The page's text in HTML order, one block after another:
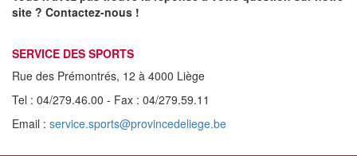
site ? Contactez-nous !
SERVICE DES SPORTS
Rue des Prémontrés, 12 à 4000 Liège
Tel : 04/279.46.00 - Fax : 04/279.59.11
Email : service.sports@provincedeliege.be